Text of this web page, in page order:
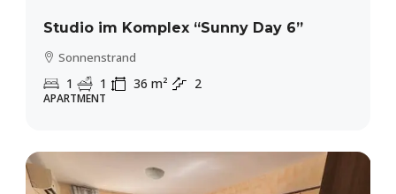
Studio im Komplex “Sunny Day 6”
Sonnenstrand
1 1 36 m² 2
APARTMENT